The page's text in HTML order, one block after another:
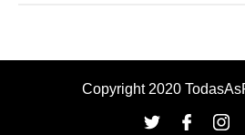
Copyright 2020